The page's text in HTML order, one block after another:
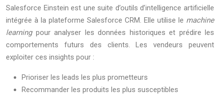
Salesforce Einstein est une suite d’outils d’intelligence artificielle
intégrée à la plateforme Salesforce CRM. Elle utilise le machine
learning pour analyser les données historiques et prédire les
comportements futurs des clients. Les vendeurs peuvent
exploiter ces insights pour :
Prioriser les leads les plus prometteurs
Recommander les produits les plus susceptibles